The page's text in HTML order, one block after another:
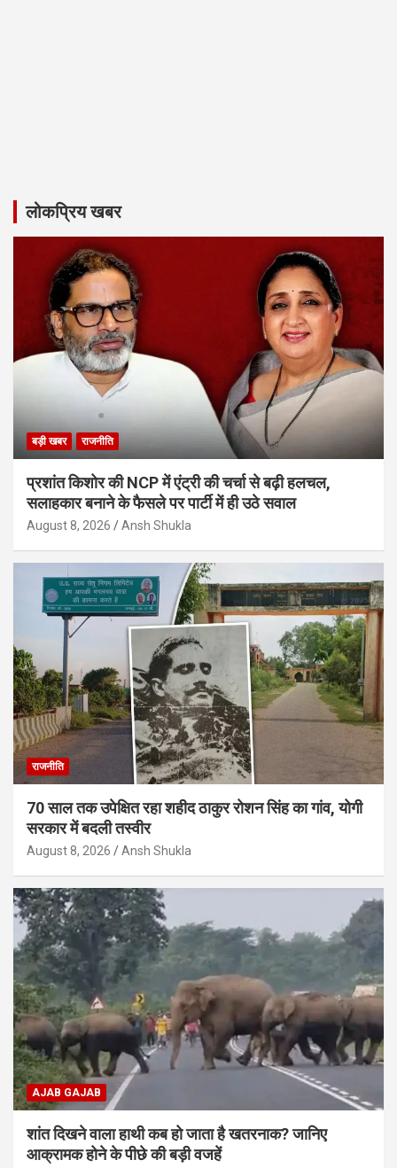
लोकप्रिय खबर
बड़ी खबर राजनीति
प्रशांत किशोर की NCP में एंट्री की चर्चा से बढ़ी हलचल,
सलाहकार बनाने के फैसले पर पार्टी में ही उठे सवाल
August 8, 2026 Ansh Shukla
राजनीति
70 साल तक उपेक्षित रहा शहीद ठाकुर रोशन सिंह का गांव, योगी
सरकार में बदली तस्वीर
August 8, 2026 Ansh Shukla
AJAB GAJAB
शांत दिखने वाला हाथी कब हो जाता है खतरनाक? जानिए
आक्रामक होने के पीछे की बड़ी वजहें